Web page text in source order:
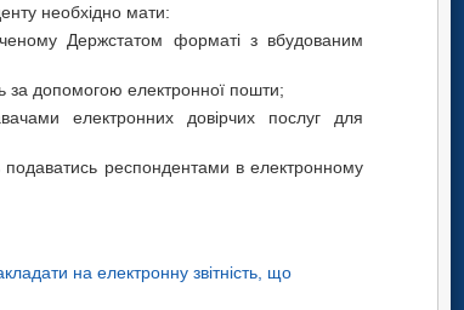
необхідно мати:
Держстатом форматі з вбудованим
за допомогою електронної пошти;
електронних довірчих послуг для
подаватись респондентами в електронному
на електронну звітність, що